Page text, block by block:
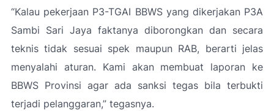
“Kalau pekerjaan P3-TGAI BBWS yang dikerjakan P3A
Sambi Sari Jaya faktanya diborongkan dan secara
teknis tidak sesuai spek maupun RAB, berarti jelas
menyalahi aturan. Kami akan membuat laporan ke
BBWS Provinsi agar ada sanksi tegas bila terbukti
terjadi pelanggaran,” tegasnya.